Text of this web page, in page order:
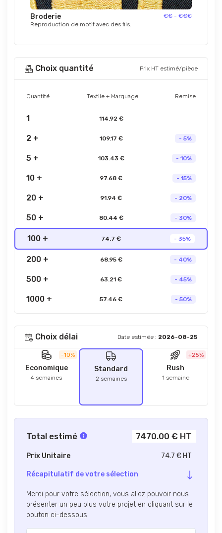
Broderie
€€ - €€€
Reproduction de motif avec des fils.
Choix quantité Prix HT estimé/pièce
Quantité Textile + Marquage Remise
1 114.92 €
2 + 109.17 € - 5%
5 + 103.43 € - 10%
10 + 97.68 € - 15%
20 + 91.94 € - 20%
50 + 80.44 € - 30%
100 + 74.7 € - 35%
200 + 68.95 € - 40%
500 + 63.21 € - 45%
1000 + 57.46 € - 50%
Choix délai Date estimée : 2026-08-25
-10%
Economique
4 semaines
Standard
2 semaines
+25%
Rush
1 semaine
Total estimé 7470.00 € HT
Prix Unitaire 74.7 € HT
Récapitulatif de votre sélection
Merci pour votre sélection, vous allez pouvoir nous
présenter un peu plus votre projet en cliquant sur le
bouton ci-dessous.